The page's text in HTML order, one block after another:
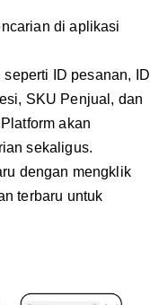
di aplikasi
ID pesanan, ID
SKU Penjual, dan
akan
sekaligus.
dengan mengklik
terbaru untuk